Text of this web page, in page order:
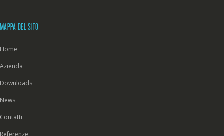
MAPPA DEL SITO
Home
Azienda
Downloads
News
Contatti
Referenze